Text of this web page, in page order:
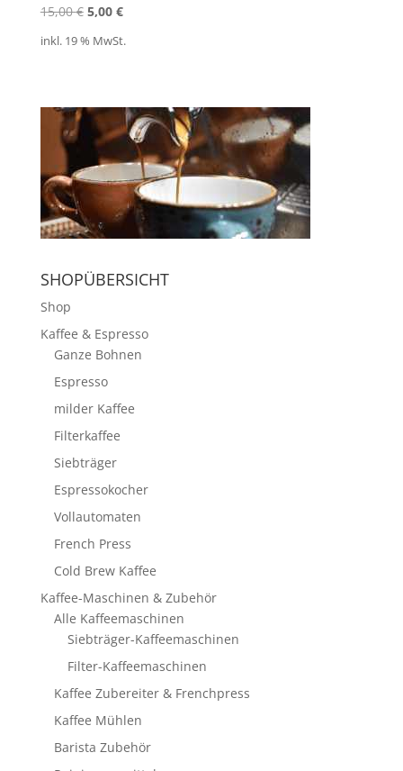
15,00€ Ursprünglicher
5,00 €Aktueller
inkl. 19 % MwSt.
SHOPÜBERSICHT
Shop
Kaffee & Espresso
Ganze Bohnen
Espresso
milder Kaffee
Filterkaffee
Siebträger
Espressokocher
Vollautomaten
French Press
Cold Brew Kaffee
Kaffee-Maschinen & Zubehör
Alle Kaffeemaschinen
Siebträger-Kaffeemaschinen
Filter-Kaffeemaschinen
Kaffee Zubereiter & Frenchpress
Kaffee Mühlen
Barista Zubehör